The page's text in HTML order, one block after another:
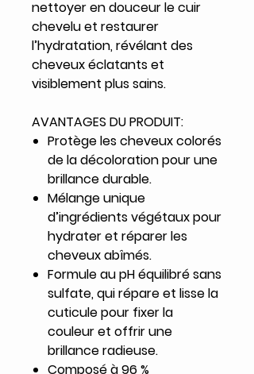
nettoyer en douceur le cuir
chevelu et restaurer
l’hydratation, révélant des
cheveux éclatants et
visiblement plus sains.
AVANTAGES DU PRODUIT:
Protège les cheveux colorés
de la décoloration pour une
brillance durable.
Mélange unique
d’ingrédients végétaux pour
hydrater et réparer les
cheveux abîmés.
Formule au pH équilibré sans
sulfate, qui répare et lisse la
cuticule pour fixer la
couleur et offrir une
brillance radieuse.
Composé à 96 %